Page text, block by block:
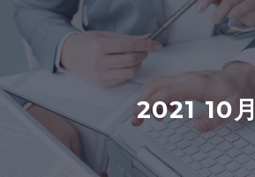
2021 10月